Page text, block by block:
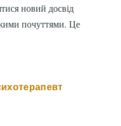
новий досвід
почуттями. Це